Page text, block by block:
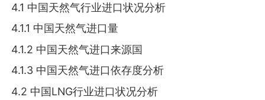
4.1 中国天然气行业进口状况分析
4.1.1 中国天然气进口量
4.1.2 中国天然气进口来源国
4.1.3 中国天然气进口依存度分析
4.2 中国LNG行业进口状况分析